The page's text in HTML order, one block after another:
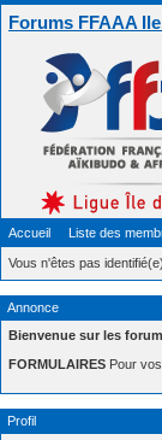
Forums FFAAA
Accueil Liste des
Vous n'êtes pas identifié(e).
Annonce
Bienvenue sur les
FORMULAIRES Pour
Profil